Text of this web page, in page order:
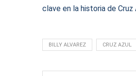
clave en la historia de
BILLY ALVAREZ CRUZ AZUL